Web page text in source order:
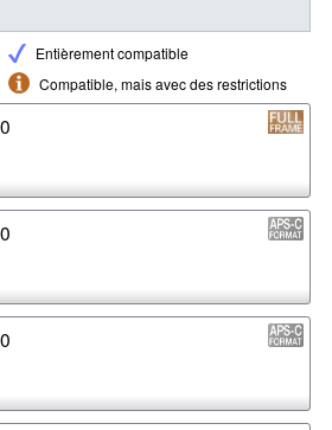
Entièrement compatible
Compatible, mais avec des restrictions